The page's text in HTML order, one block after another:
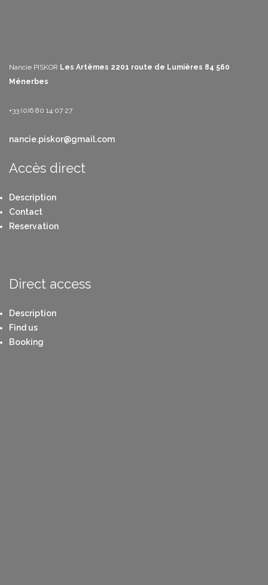
Nancie PISKOR Les Artèmes 2201 route de Lumières 84 560
Ménerbes
+33 (0)6 80 14 07 27
nancie.piskor@gmail.com
Accès direct
Description
Contact
Reservation
Direct access
Description
Find us
Booking